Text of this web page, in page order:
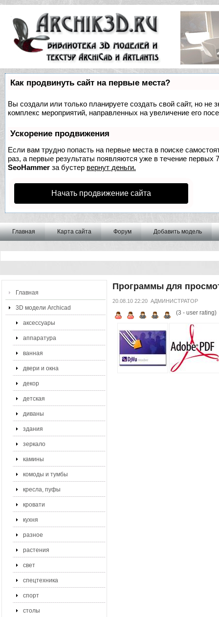
Как продвинуть сайт на первые места?
Вы создали или только планируете создать свой сайт, но не
комплекс мероприятий, направленных на увеличение его
Ускорение продвижения
Если вам трудно попасть на первые места в поиске
раз, а первые результаты появляются уже в течение первых
SeoHammer за бустер вернут деньги.
Начать продвижение сайта
Главная Карта сайта Форум Добавить модель
Главная
3D модели Archicad
аксессуары
аппаратура
ванная
двери и окна
декор
детская
диваны
здания
зеркало
камины
комоды и тумбы
кресла, пуфы
кровати
кухня
разное
растения
свет
спецтехника
спорт
столы
Программы для
20.08.10 22:20 АДМИНИСТРАТОР
(3 - user rating)